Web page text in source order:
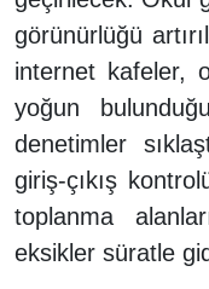
görünürlüğü
internet kafeler,
yoğun
denetimler
giriş-çıkış
toplanma
eksikler süratle